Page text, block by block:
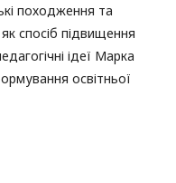
походження та
спосіб підвищення
ідеї Марка
освітньої